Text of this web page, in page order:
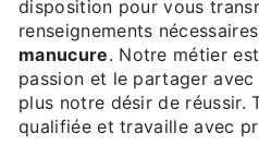
disposition pour vous
renseignements
manucure. Notre métier
passion et le partager
plus notre désir de réussir.
qualifiée et travaille avec